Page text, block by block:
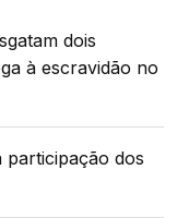
dois
à escravidão no
dos